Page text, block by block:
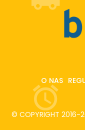
O NAS
© COPYRIGHT 2016-